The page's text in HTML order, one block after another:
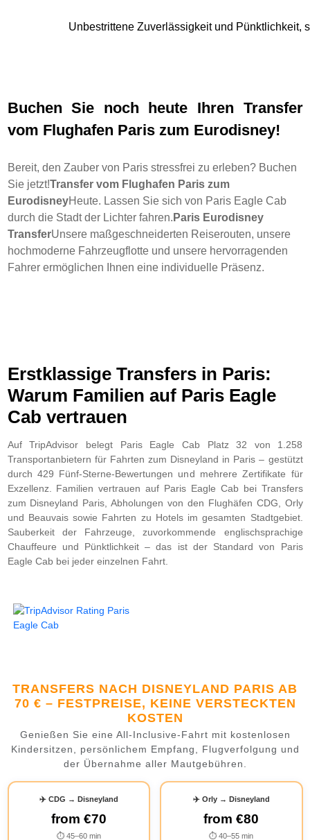
Unbestrittene Zuverlässigkeit und Pünktlichkeit,
Buchen Sie noch heute Ihren Transfer
vom Flughafen Paris zum Eurodisney!
Bereit, den Zauber von Paris stressfrei zu erleben? Buchen
Sie jetzt!Transfer vom Flughafen Paris zum
EurodisneyHeute. Lassen Sie sich von Paris Eagle Cab
durch die Stadt der Lichter fahren. Paris Eurodisney
TransferUnsere maßgeschneiderten Reiserouten, unsere
hochmoderne Fahrzeugflotte und unsere hervorragenden
Fahrer ermöglichen Ihnen eine individuelle Präsenz.
Erstklassige Transfers in Paris:
Warum Familien auf Paris Eagle
Cab vertrauen
Auf TripAdvisor belegt Paris Eagle Cab Platz 32 von 1.258
Transportanbietern für Fahrten zum Disneyland in Paris – gestützt
durch 429 Fünf-Sterne-Bewertungen und mehrere Zertifikate für
Exzellenz. Familien vertrauen auf Paris Eagle Cab bei Transfers
zum Disneyland Paris, Abholungen von den Flughäfen CDG, Orly
und Beauvais sowie Fahrten zu Hotels im gesamten Stadtgebiet.
Sauberkeit der Fahrzeuge, zuvorkommende englischsprachige
Chauffeure und Pünktlichkeit – das ist der Standard von Paris
Eagle Cab bei jeder einzelnen Fahrt.
TRANSFERS NACH DISNEYLAND PARIS AB
70 € – FESTPREISE, KEINE VERSTECKTEN
KOSTEN
Genießen Sie eine All-Inclusive-Fahrt mit kostenlosen
Kindersitzen, persönlichem Empfang, Flugverfolgung und
der Übernahme aller Mautgebühren.
✈️ CDG → Disneyland
from €70
⏱ 45–60 min
✈️ Orly → Disneyland
from€80
⏱ 40–55 min